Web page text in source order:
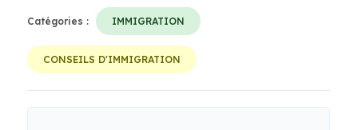
Catégories : IMMIGRATION
CONSEILS D'IMMIGRATION